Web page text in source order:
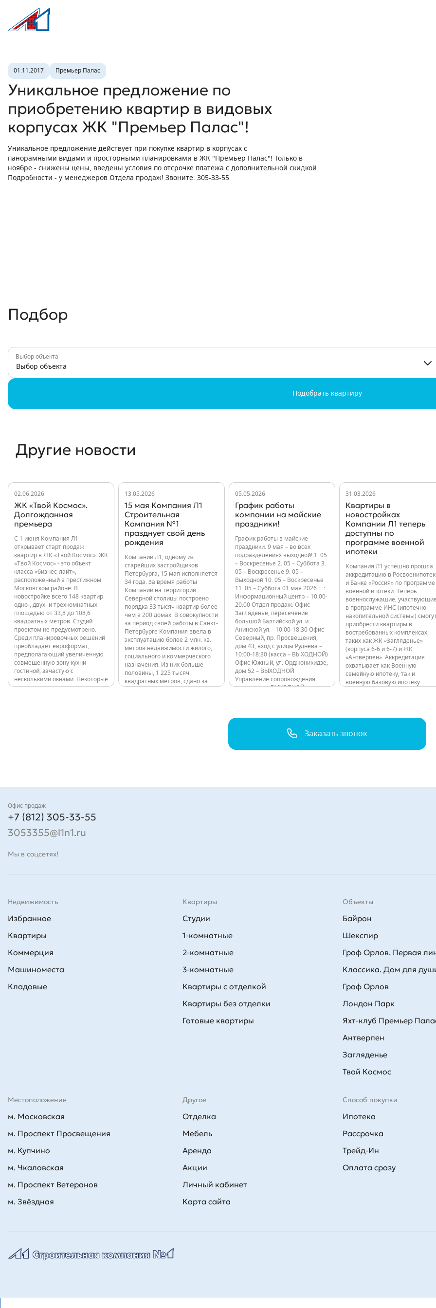
Л1 Строительная компания №1
Новость
01.11.2017 Премьер Палас
Уникальное предложение по
приобретению квартир в видовых
корпусах ЖК "Премьер Палас"!
Уникальное предложение действует при покупке квартир в корпусах с
панорамными видами и просторными планировками в ЖК "Премьер Палас"! Только в
ноябре - снижены цены, введены условия по отсрочке платежа с дополнительной скидкой.
Подробности - у менеджеров Отдела продаж! Звоните: 305-33-55
Подбор
Выбор объекта
Выбор объекта
Подобрать квартиру
Другие новости
02.06.2026
ЖК «Твой Космос».
Долгожданная
премьера
С 1 июня Компания Л1
открывает старт продаж
квартир в ЖК «Твой Космос». ЖК
«Твой Космос» - это объект
класса «бизнес-лайт»,
расположенный в престижном
Московском районе. В
новостройке всего 148 квартир:
одно-, двух- и трехкомнатных
площадью от 33,8 до 108,6
квадратных метров. Студий
проектом не предусмотрено.
Среди планировочных решений
преобладает евроформат,
предполагающий увеличенную
совмещенную зону кухни-
гостиной, зачастую с
несколькими окнами. Некоторые
квартиры имеют мастер-
13.05.2026
15 мая Компания Л1
Строительная
Компания №1
празднует свой день
рождения
Компании Л1, одному из
старейших застройщиков
Петербурга, 15 мая исполняется
34 года. За время работы
Компании на территории
Северной столицы построено
порядка 33 тысяч квартир более
чем в 200 домах. В совокупности
за период своей работы в Санкт-
Петербурге Компания ввела в
эксплуатацию более 2 млн. кв.
метров недвижимости жилого,
социального и коммерческого
назначения. Из них больше
половины, 1 225 тысяч
квадратных метров, сдано за
05.05.2026
График работы
компании на майские
праздники!
График работы в майские
праздники. 9 мая – во всех
подразделениях выходной! 1. 05
– Воскресенье 2. 05 – Суббота 3.
05 – Воскресенье 9. 05 –
Выходной 10. 05 – Воскресенье
11. 05 – Суббота 01 мая 2026 г. :
Информационный центр – 10:00-
20:00 Отдел продаж: Офис
Загляденье, пересечение
большой Балтийской ул. и
Анинской ул. - 10:00-18:30 Офис
Северный, пр. Просвещения,
дом 43, вход с улицы Руднева –
10:00-18:30 (касса – ВЫХОДНОЙ)
Офис Южный, ул. Орджоникидзе,
дом 52 – ВЫХОДНОЙ
Управление сопровождения
договоров – ВЫХОДНОЙ
31.03.2026
Квартиры в
новостройках
Компании Л1 теперь
доступны по
программе военной
ипотеки
Компания Л1 успешно прошла
аккредитацию в
и Банке «Россия» по программе
военной ипотеки. Теперь
военнослужащие, участвующие
в программе ИНС (ипотечно-
накопительной системы)
приобрести квартиры в
востребованных комплексах,
таких как ЖК «Загляденье»
(корпуса 6-6 и 6-7) и ЖК
«Антверпен». Аккредитация
охватывает как Военную
семейную ипотеку, так и
военную базовую ипотеку.
подходящий для себя вариант
квартир. ЖК «Загляденье» –…
Заказать звонок
Контакты
Офис продаж
+7 (812) 305-33-55
3053355@l1n1.ru
Мы в соцсетях!
Квартиры
Студии
1-комнатные
2-комнатные
3-комнатные
Квартиры с отделкой
Квартиры без отделки
Готовые квартиры
Недвижимость
Избранное
Квартиры
Коммерция
Машиноместа
Кладовые
Способ покупки
Ипотека
Рассрочка
Трейд-Ин
Оплата сразу
Объекты
Байрон
Шекспир
Граф Орлов. Первая
Классика. Дом для
Граф Орлов
Лондон Парк
Яхт-клуб Премьер
Антверпен
Загляденье
Твой Космос
Другое
Отделка
Мебель
Аренда
Акции
Личный кабинет
Карта сайта
Местоположение
м. Московская
м. Проспект Просвещения
м. Купчино
м. Чкаловская
м. Проспект Ветеранов
м. Звёздная